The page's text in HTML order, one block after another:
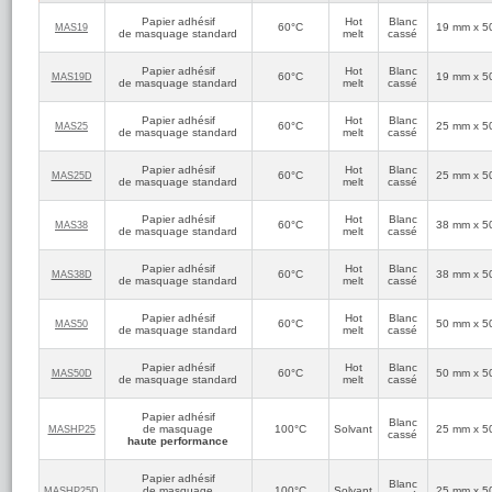
Ets Hacher
Facile d'emploi
/5
(réf:MAS38D)
Parfait.
Adhésif avec colle suffisamment résistante pour ne pas se
décoller au bout de 10 min, je recommande vivement pour
vos travaux de peinture!
5/5
(réf:MAS50)
e-commerçant à recommander du conseil à la livraison. Ces
scotchs pour peinture sont de bonne qualité.
Francois92
5 /5
(réf:MAS50D)
Bonne qualité, bon conditionnement
V. LAZ
laisser de traces de colle! De bien meilleur qualité que ceux
MAS19
Papier adhésif
de masquage standard
60°C
Hot
melt
Blanc
cassé
19 mm x
MAS19D
Papier adhésif
de masquage standard
60°C
Hot
melt
Blanc
cassé
19 mm x
MAS25
Papier adhésif
de masquage standard
60°C
Hot
melt
Blanc
cassé
25 mm x
MAS25D
Papier adhésif
de masquage standard
60°C
Hot
melt
Blanc
cassé
25 mm x
MAS38
Papier adhésif
de masquage standard
60°C
Hot
melt
Blanc
cassé
38 mm x
MAS38D
Papier adhésif
de masquage standard
60°C
Hot
melt
Blanc
cassé
38 mm x
MAS50
Papier adhésif
de masquage standard
60°C
Hot
melt
Blanc
cassé
50 mm x
MAS50D
Papier adhésif
de masquage standard
60°C
Hot
melt
Blanc
cassé
50 mm x
MASHP25
Papier adhésif
de masquage
haute performance
100°C Solvant
Blanc
cassé
25 mm x
Papier adhésif
Blanc